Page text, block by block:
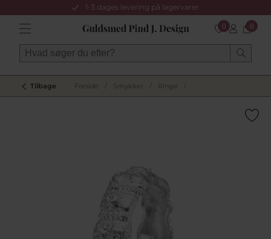
1-3 dages levering på lagervarer
0 0
Tilbage Forside Smykker Ringe